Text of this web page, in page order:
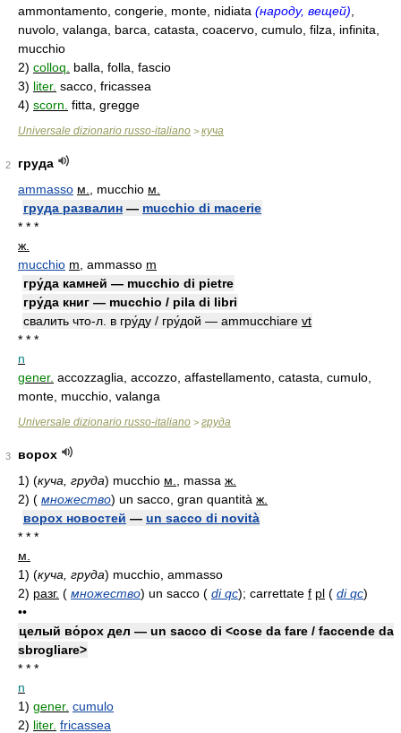
ammontamento, congerie, monte, nidiata (народу, вещей)
nuvolo, valanga, barca, catasta, coacervo, cumulo, filza, infinita,
mucchio
2) colloq.
balla, folla, fascio
3) liter. sacco, fricassea
4) scorn. fitta, gregge
Universale dizionario russo-italiano > куча
2
груда
ammasso м. , mucchio м.
груда развалин — mucchio di macerie
* * *
ж.
mucchio m , ammasso m
гру́да камней — mucchio di pietre
гру́да книг — mucchio / pila di libri
свалить что-л. в гру́ду / гру́дой — ammucchiare vt
* * *
n
gener. accozzaglia, accozzo, affastellamento, catasta, cumulo,
monte, mucchio, valanga
Universale dizionario russo-italiano > груда
3
ворох
1) (куча, груда) mucchio м. , massa ж.
2) ( множество) un sacco, gran quantità ж.
ворох новостей — un sacco di novità
* * *
м.
1) (куча, груда) mucchio, ammasso
2) разг. ( множество) un sacco ( di qc); carrettate f pl ( di qc)
••
целый во́рох дел — un sacco di <cose da fare / faccende da
sbrogliare>
* * *
n
1) gener. cumulo
2) liter. fricassea